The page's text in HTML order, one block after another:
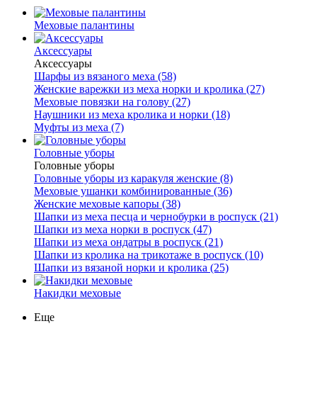
Меховые палантины
Аксессуары
Аксессуары
Шарфы из вязаного меха (58)
Женские варежки из меха норки и кролика (27)
Меховые повязки на голову (27)
Наушники из меха кролика и норки (18)
Муфты из меха (7)
Головные уборы
Головные уборы
Головные уборы из каракуля женские (8)
Меховые ушанки комбинированные (36)
Женские меховые капоры (38)
Шапки из меха песца и чернобурки в роспуск (21)
Шапки из меха норки в роспуск (47)
Шапки из меха ондатры в роспуск (21)
Шапки из кролика на трикотаже в роспуск (10)
Шапки из вязаной норки и кролика (25)
Накидки меховые
Еще